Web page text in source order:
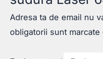
Adresa ta de email nu
obligatorii sunt marcate